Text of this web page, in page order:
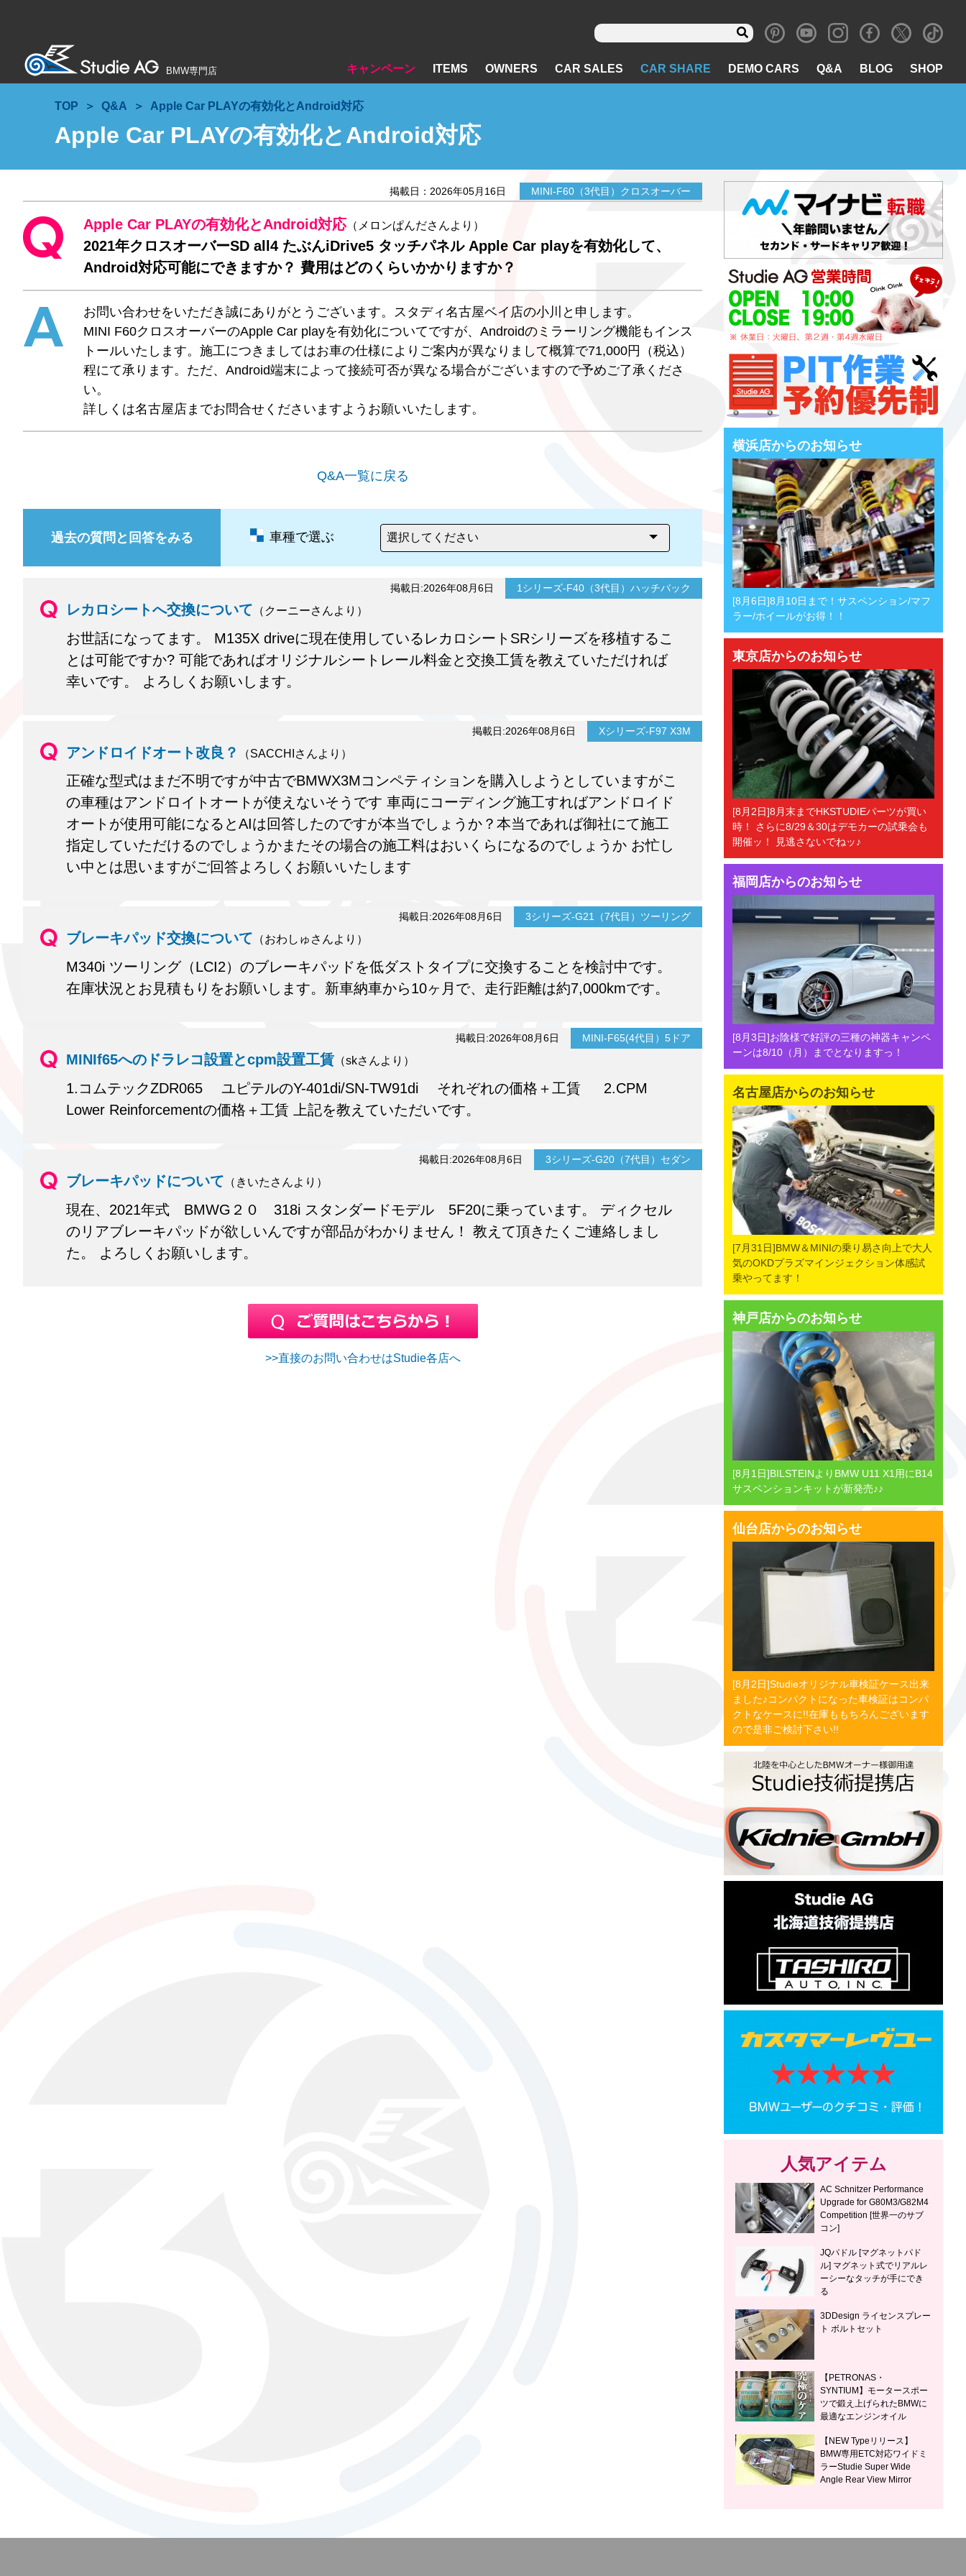
BMW専門店 キャンペーン ITEMS OWNERS CAR SALES CAR SHARE DEMO CARS Q&A BLOG SHOP
TOP Q&A Apple Car PLAYの有効化とAndroid対応
Apple Car PLAYの有効化とAndroid対応
掲載日：2026年05月16日 MINI-F60（3代目）クロスオーバー
Apple Car PLAYの有効化とAndroid対応（メロンぱんださんより）
2021年クロスオーバーSD all4 たぶんiDrive5 タッチパネル Apple Car playを有効化して、
Android対応可能にできますか？ 費用はどのくらいかかりますか？
お問い合わせをいただき誠にありがとうございます。スタディ名古屋ベイ店の小川と申します。
MINI F60クロスオーバーのApple Car playを有効化についてですが、Androidのミラーリング機能もインス
トールいたします。施工につきましてはお車の仕様によりご案内が異なりまして概算で71,000円（税込）
程にて承ります。ただ、Android端末によって接続可否が異なる場合がございますので予めご了承くださ
い。
詳しくは名古屋店までお問合せくださいますようお願いいたします。
Q&A一覧に戻る
過去の質問と回答をみる 車種で選ぶ
掲載日:2026年08月6日 1シリーズ-F40（3代目）ハッチバック
レカロシートへ交換について （クーニーさんより）
お世話になってます。 M135X driveに現在使用しているレカロシートSRシリーズを移植するこ
とは可能ですか? 可能であればオリジナルシートレール料金と交換工賃を教えていただければ
幸いです。 よろしくお願いします。
掲載日:2026年08月6日 Xシリーズ-F97 X3M
アンドロイドオート改良？ （SACCHIさんより）
正確な型式はまだ不明ですが中古でBMWX3Mコンペティションを購入しようとしていますがこ
の車種はアンドロイトオートが使えないそうです 車両にコーディング施工すればアンドロイド
オートが使用可能になるとAIは回答したのですが本当でしょうか？本当であれば御社にて施工
指定していただけるのでしょうかまたその場合の施工料はおいくらになるのでしょうか お忙し
い中とは思いますがご回答よろしくお願いいたします
掲載日:2026年08月6日 3シリーズ-G21（7代目）ツーリング
ブレーキパッド交換について （おわしゅさんより）
M340i ツーリング（LCI2）のブレーキパッドを低ダストタイプに交換することを検討中です。
在庫状況とお見積もりをお願いします。新車納車から10ヶ月で、走行距離は約7,000kmです。
掲載日:2026年08月6日 MINI-F65(4代目）5ドア
MINIf65へのドラレコ設置とcpm設置工賃 （skさんより）
1.コムテックZDR065 ユピテルのY-401di/SN-TW91di それぞれの価格＋工賃 2.CPM
Lower Reinforcementの価格＋工賃 上記を教えていただいです。
掲載日:2026年08月6日 3シリーズ-G20（7代目）セダン
ブレーキパッドについて （きいたさんより）
現在、2021年式 BMWG２０ 318i スタンダードモデル 5F20に乗っています。 ディクセル
のリアブレーキパッドが欲しいんですが部品がわかりません！ 教えて頂きたくご連絡しまし
た。 よろしくお願いします。
>>直接のお問い合わせはStudie各店へ
横浜店からのお知らせ
[8月6日]8月10日まで！サスペンション/マフ
ラー/ホイールがお得！！
東京店からのお知らせ
[8月2日]8月末までHKSTUDIEパーツが買い
時！ さらに8/29＆30はデモカーの試乗会も
開催ッ！ 見逃さないでねッ♪
福岡店からのお知らせ
[8月3日]お陰様で好評の三種の神器キャンペ
ーンは8/10（月）までとなりますっ！
名古屋店からのお知らせ
[7月31日]BMW＆MINIの乗り易さ向上で大人
気のOKDプラズマインジェクション体感試
乗やってます！
神戸店からのお知らせ
[8月1日]BILSTEINよりBMW U11 X1用にB14
サスペンションキットが新発売♪♪
仙台店からのお知らせ
[8月2日]Studieオリジナル車検証ケース出来
ました♪コンパクトになった車検証はコンパ
クトなケースに!!在庫ももちろんございます
ので是非ご検討下さい!!
人気アイテム
AC Schnitzer Performance
Upgrade for G80M3/G82M4
Competition [世界一のサブ
コン]
JQパドル [マグネットパド
ル] マグネット式でリアルレ
ーシーなタッチが手にでき
る
3DDesign ライセンスプレー
ト ボルトセット
【PETRONAS・
SYNTIUM】モータースポー
ツで鍛え上げられたBMWに
最適なエンジンオイル
【NEW Typeリリース】
BMW専用ETC対応ワイドミ
ラーStudie Super Wide
Angle Rear View Mirror